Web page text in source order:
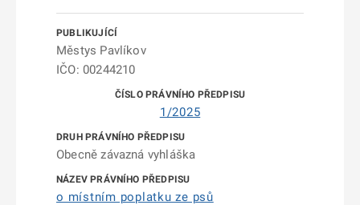
Městys Pavlíkov
IČO: 00244210
1/2025
Obecně závazná vyhláška
o místním poplatku ze psů